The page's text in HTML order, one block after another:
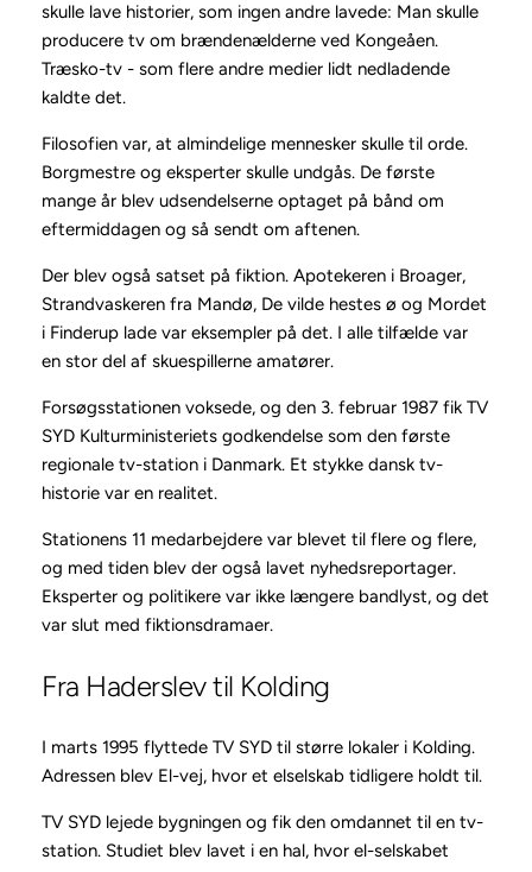
skulle lave historier, som ingen andre lavede: Man skulle
producere tv om brændenælderne ved Kongeåen.
Træsko-tv - som flere andre medier lidt nedladende
kaldte det.
Filosofien var, at almindelige mennesker skulle til orde.
Borgmestre og eksperter skulle undgås. De første
mange år blev udsendelserne optaget på bånd om
eftermiddagen og så sendt om aftenen.
Der blev også satset på fiktion. Apotekeren i Broager,
Strandvaskeren fra Mandø, De vilde hestes ø og Mordet
i Finderup lade var eksempler på det. I alle tilfælde var
en stor del af skuespillerne amatører.
Forsøgsstationen voksede, og den 3. februar 1987 fik TV
SYD Kulturministeriets godkendelse som den første
regionale tv-station i Danmark. Et stykke dansk tv-
historie var en realitet.
Stationens 11 medarbejdere var blevet til flere og flere,
og med tiden blev der også lavet nyhedsreportager.
Eksperter og politikere var ikke længere bandlyst, og det
var slut med fiktionsdramaer.
Fra Haderslev til Kolding
I marts 1995 flyttede TV SYD til større lokaler i Kolding.
Adressen blev El-vej, hvor et elselskab tidligere holdt til.
TV SYD lejede bygningen og fik den omdannet til en tv-
station. Studiet blev lavet i en hal, hvor el-selskabet